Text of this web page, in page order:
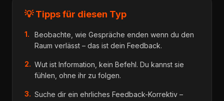
💡 Tipps für diesen Typ
1.
Beobachte, wie Gespräche enden wenn du den
Raum verlässt – das ist dein Feedback.
2. Wut ist Information, kein Befehl. Du kannst sie
fühlen, ohne ihr zu folgen.
3. Suche dir ein ehrliches Feedback-Korrektiv –